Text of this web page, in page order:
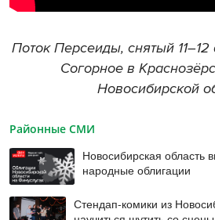
Поток Персеиды, снятый 11–12
Согорное в
Новосибирской
Районные СМИ
Новосибирская область
народные облигации
Стендап-комики из